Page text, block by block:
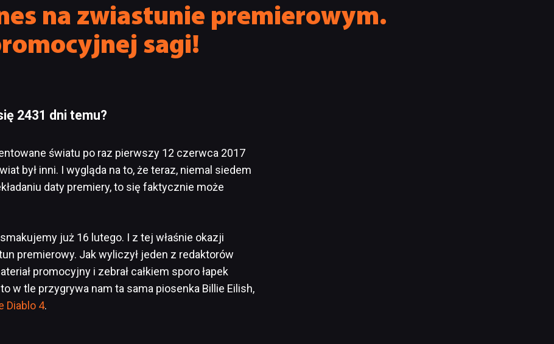
na zwiastunie premierowym.
sagi!
2431 dni temu?
światu po raz pierwszy 12 czerwca 2017
był inni. I wygląda na to, że teraz, niemal siedem
daty premiery, to się faktycznie może
już 16 lutego. I z tej właśnie okazji
premierowy. Jak wyliczył jeden z redaktorów
promocyjny i zebrał całkiem sporo łapek
w tle przygrywa nam ta sama piosenka Billie Eilish,
Diablo 4.